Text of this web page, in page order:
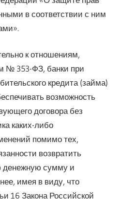
в соответствии с ним
к отношениям,
№ 353-ФЗ, банки при
кредита (займа)
возможность
договора без
каких-либо
помимо тех,
возвратить
денежную сумму и
имея в виду, что
16 Закона Российской